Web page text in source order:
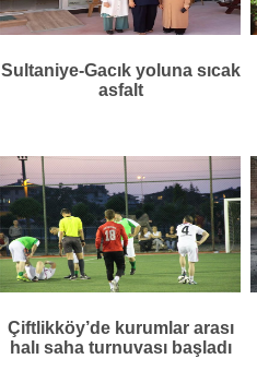
Sultaniye-Gacık yoluna sıcak
asfalt
Çiftlikköy’de kurumlar arası
halı saha turnuvası başladı